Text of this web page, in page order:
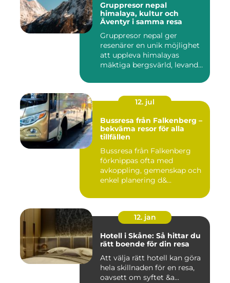
Gruppresor nepal
himalaya, kultur och
Äventyr i samma resa
Gruppresor nepal ger
resenärer en unik möjlighet
att uppleva himalayas
mäktiga bergsvärld, levande
12. jul
Bussresa från Falkenberg –
bekväma resor för alla
tillfällen
Bussresa från Falkenberg
förknippas ofta med
avkoppling, gemenskap och
enkel planering d&...
12. jan
Hotell i Skåne: Så hittar du
rätt boende för din resa
Att välja rätt hotell kan göra
hela skillnaden för en resa,
oavsett om syftet &a...